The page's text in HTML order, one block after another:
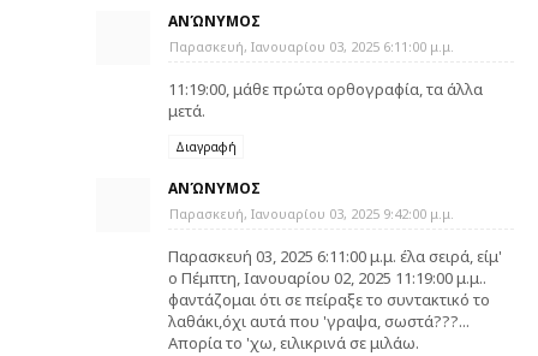
ΑΝΏΝΥΜΟΣ
Παρασκευή, Ιανουαρίου 03, 2025 6:11:00 μ.μ.
11:19:00, μάθε πρώτα ορθογραφία, τα άλλα
μετά.
Διαγραφή
ΑΝΏΝΥΜΟΣ
Παρασκευή, Ιανουαρίου 03, 2025 9:42:00 μ.μ.
Παρασκευή 03, 2025 6:11:00 μ.μ. έλα σειρά, είμ'
ο Πέμπτη, Ιανουαρίου 02, 2025 11:19:00 μ.μ..
φαντάζομαι ότι σε πείραξε το συντακτικό το
λαθάκι,όχι αυτά που 'γραψα, σωστά???...
Απορία το 'χω, ειλικρινά σε μιλάω.